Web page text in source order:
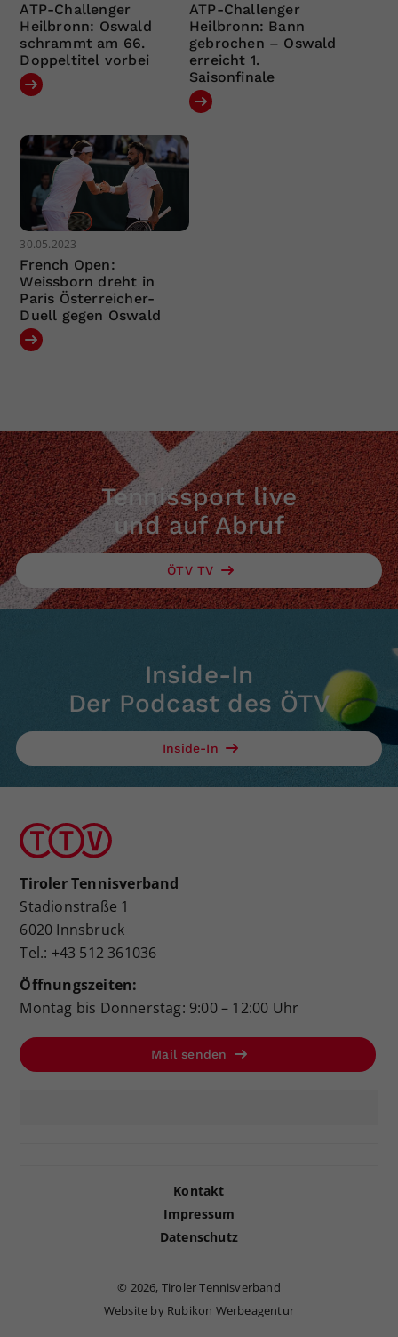
ATP-Challenger
Heilbronn: Oswald
schrammt am 66.
Doppeltitel vorbei
ATP-Challenger
Heilbronn: Bann
gebrochen – Oswald
erreicht 1.
Saisonfinale
30.05.2023
French Open:
Weissborn dreht in
Paris Österreicher-
Duell gegen Oswald
Tennissport live
und auf Abruf
ÖTV TV
Inside-In
Der Podcast des ÖTV
Inside-In
Tiroler Tennisverband
Stadionstraße 1
6020 Innsbruck
Tel.: +43 512 361036
Öffnungszeiten:
Montag bis Donnerstag: 9:00 – 12:00 Uhr
Mail senden
Kontakt
Impressum
Datenschutz
© 2026, Tiroler Tennisverband
Website by Rubikon Werbeagentur